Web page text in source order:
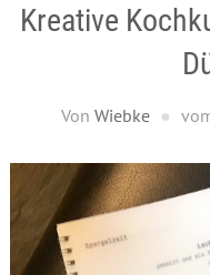
Kreative
Von Wiebke